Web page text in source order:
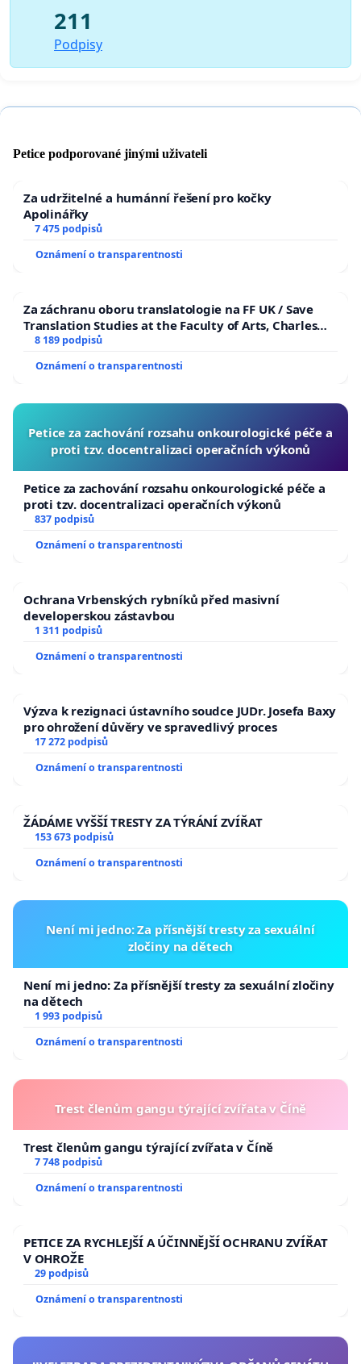
211
Podpisy
Petice podporované jinými uživateli
Za udržitelné a humánní řešení pro kočky
Apolinářky
7 475 podpisů
Oznámení o transparentnosti
Za záchranu oboru translatologie na FF UK / Save
Translation Studies at the Faculty of Arts, Charles
University
8 189 podpisů
Oznámení o transparentnosti
Petice za zachování rozsahu onkourologické péče a
proti tzv. docentralizaci operačních výkonů
Petice za zachování rozsahu onkourologické péče a
proti tzv. docentralizaci operačních výkonů
837 podpisů
Oznámení o transparentnosti
Ochrana Vrbenských rybníků před masivní
developerskou zástavbou
1 311 podpisů
Oznámení o transparentnosti
Výzva k rezignaci ústavního soudce JUDr. Josefa Baxy
pro ohrožení důvěry ve spravedlivý proces
17 272 podpisů
Oznámení o transparentnosti
ŽÁDÁME VYŠŠÍ TRESTY ZA TÝRÁNÍ ZVÍŘAT
153 673 podpisů
Oznámení o transparentnosti
Není mi jedno: Za přísnější tresty za sexuální
zločiny na dětech
Není mi jedno: Za přísnější tresty za sexuální zločiny
na dětech
1 993 podpisů
Oznámení o transparentnosti
Trest členům gangu týrající zvířata v Číně
Trest členům gangu týrající zvířata v Číně
7 748 podpisů
Oznámení o transparentnosti
PETICE ZA RYCHLEJŠÍ A ÚČINNĚJŠÍ OCHRANU ZVÍŘAT
V OHROŽE
29 podpisů
Oznámení o transparentnosti